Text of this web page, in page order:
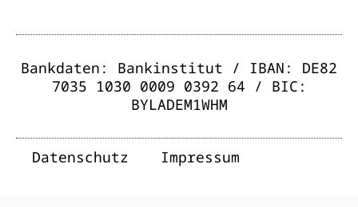
Bankdaten: Bankinstitut / IBAN: DE82
7035 1030 0009 0392 64 / BIC:
BYLADEM1WHM
Datenschutz Impressum